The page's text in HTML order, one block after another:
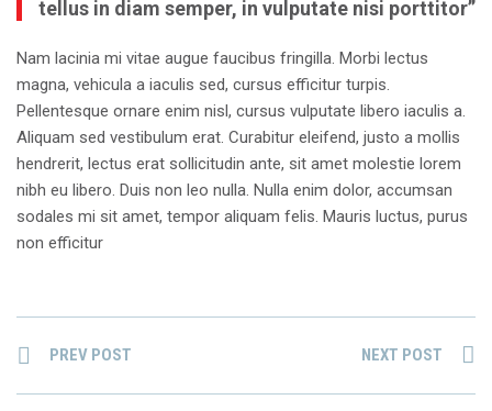
tellus in diam semper, in vulputate nisi porttitor”
Nam lacinia mi vitae augue faucibus fringilla. Morbi lectus
magna, vehicula a iaculis sed, cursus efficitur turpis.
Pellentesque ornare enim nisl, cursus vulputate libero iaculis a.
Aliquam sed vestibulum erat. Curabitur eleifend, justo a mollis
hendrerit, lectus erat sollicitudin ante, sit amet molestie lorem
nibh eu libero. Duis non leo nulla. Nulla enim dolor, accumsan
sodales mi sit amet, tempor aliquam felis. Mauris luctus, purus
non efficitur
PREV POST NEXT POST